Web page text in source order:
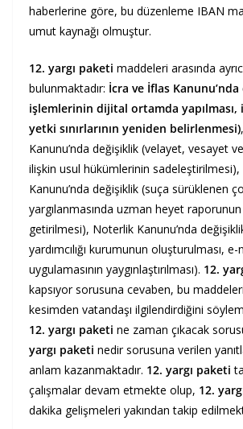
haberlerine göre, bu düzenleme IBAN
umut kaynağı olmuştur.
12. yargı paketi maddeleri arasında
bulunmaktadır: İcra ve İflas
işlemlerinin dijital ortamda
yetki sınırlarının yeniden belirlenmesi)
Kanunu’nda değişiklik (velayet, vesayet
ilişkin usul hükümlerinin
Kanunu’nda değişiklik (suça sürüklenen
yargılanmasında uzman heyet
getirilmesi), Noterlik Kanunu’nda
yardımcılığı kurumunun oluşturulması,
uygulamasının yaygınlaştırılması). 12.
kapsıyor sorusuna cevaben, bu
kesimden vatandaşı ilgilendirdiğini
12. yargı paketi ne zaman çıkacak
yargı paketi nedir sorusuna verilen
anlam kazanmaktadır. 12. yargı paketi
çalışmalar devam etmekte olup, 12.
dakika gelişmeleri yakından takip